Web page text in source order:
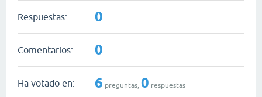
Respuestas: 0
Comentarios: 0
Ha votado en: 6 preguntas, 0 respuestas